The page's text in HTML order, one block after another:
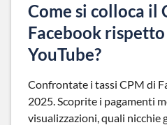
Come si colloca il
Facebook
YouTube?
Confrontate i tassi CPM di
2025. Scoprite i pagamenti
visualizzazioni, quali nicchie